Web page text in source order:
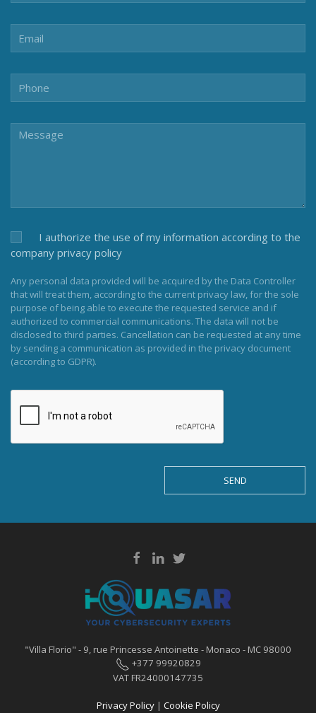
I authorize the use of my information according to the
company privacy policy
Any personal data provided will be acquired by the Data Controller
that will treat them, according to the current privacy law, for the sole
purpose of being able to execute the requested service and if
authorized to commercial communications. The data will not be
disclosed to third parties. Cancellation can be requested at any time
by sending a communication as provided in the privacy document
(according to GDPR).
SEND
"Villa Florio" - 9, rue Princesse Antoinette - Monaco - MC 98000
+377 99920829‬
VAT FR24000147735
Privacy Policy| Cookie Policy